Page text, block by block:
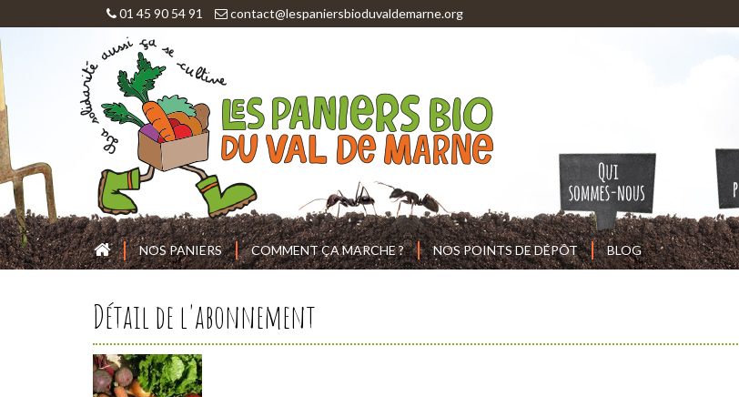
01 45 90 54 91 contact@lespaniersbioduvaldemarne.org
NOS PANIERS COMMENT ÇA MARCHE ? NOS POINTS DE DÉPÔT BLOG
Détail de l'abonnement